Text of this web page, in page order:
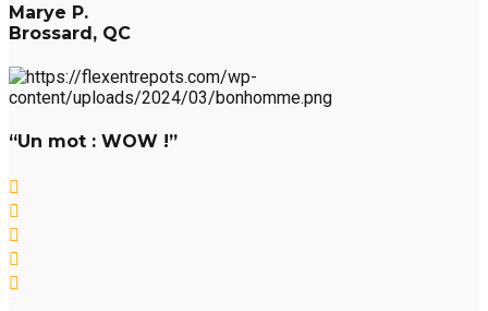
Marye P.
Brossard, QC
“Un mot : WOW !”